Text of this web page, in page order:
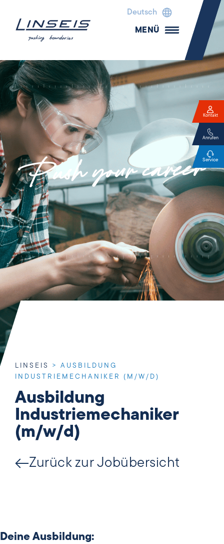
Deutsch
MENÜ
LINSEIS > AUSBILDUNG
INDUSTRIEMECHANIKER (M/W/D)
Ausbildung
Industriemechaniker
(m/w/d)
Zurück zur Jobübersicht
Deine Ausbildung:
Kontakt
Anrufen
Service